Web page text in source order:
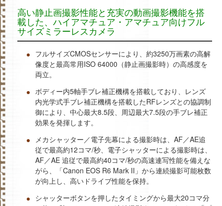
高い静止画撮影性能と充実の動画撮影機能を搭
載した、ハイアマチュア・アマチュア向けフル
サイズミラーレスカメラ
フルサイズCMOSセンサーにより、約3250万画素の高解
像度と最高常用ISO 64000（静止画撮影時）の高感度を
両立。
ボディー内5軸手ブレ補正機構を搭載しており、レンズ
内光学式手ブレ補正機構を搭載したRFレンズとの協調制
御により、中心最大8.5段、周辺最大7.5段の手ブレ補正
効果を発揮します。
メカシャッター／電子先幕による撮影時は、AF／AE追
従で最高約12コマ/秒、電子シャッターによる撮影時は、
AF／AE 追従で最高約40コマ/秒の高速連写性能を備えな
がら、「Canon EOS R6 Mark II」から連続撮影可能枚数
が向上し、高いドライブ性能を保持。
シャッターボタンを押したタイミングから最大20コマ分